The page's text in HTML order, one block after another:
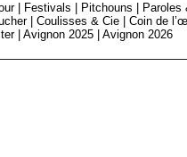
Festivals Pitchouns Paroles
|Coulisses & Cie |Coin de
|Avignon 2025 |Avignon 2026